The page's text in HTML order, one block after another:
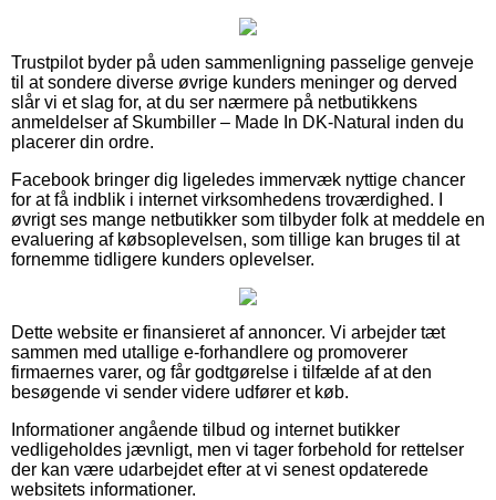
Trustpilot byder på uden sammenligning passelige genveje
til at sondere diverse øvrige kunders meninger og derved
slår vi et slag for, at du ser nærmere på netbutikkens
anmeldelser af Skumbiller – Made In DK-Natural inden du
placerer din ordre.
Facebook bringer dig ligeledes immervæk nyttige chancer
for at få indblik i internet virksomhedens troværdighed. I
øvrigt ses mange netbutikker som tilbyder folk at meddele en
evaluering af købsoplevelsen, som tillige kan bruges til at
fornemme tidligere kunders oplevelser.
Dette website er finansieret af annoncer. Vi arbejder tæt
sammen med utallige e-forhandlere og promoverer
firmaernes varer, og får godtgørelse i tilfælde af at den
besøgende vi sender videre udfører et køb.
Informationer angående tilbud og internet butikker
vedligeholdes jævnligt, men vi tager forbehold for rettelser
der kan være udarbejdet efter at vi senest opdaterede
websitets informationer.